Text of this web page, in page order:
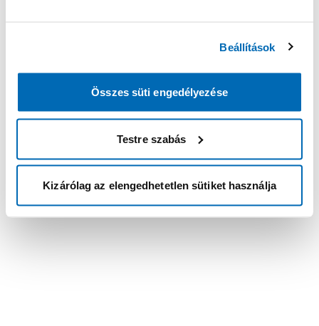
Beállítások
Összes süti engedélyezése
Testre szabás
Kizárólag az elengedhetetlen sütiket használja